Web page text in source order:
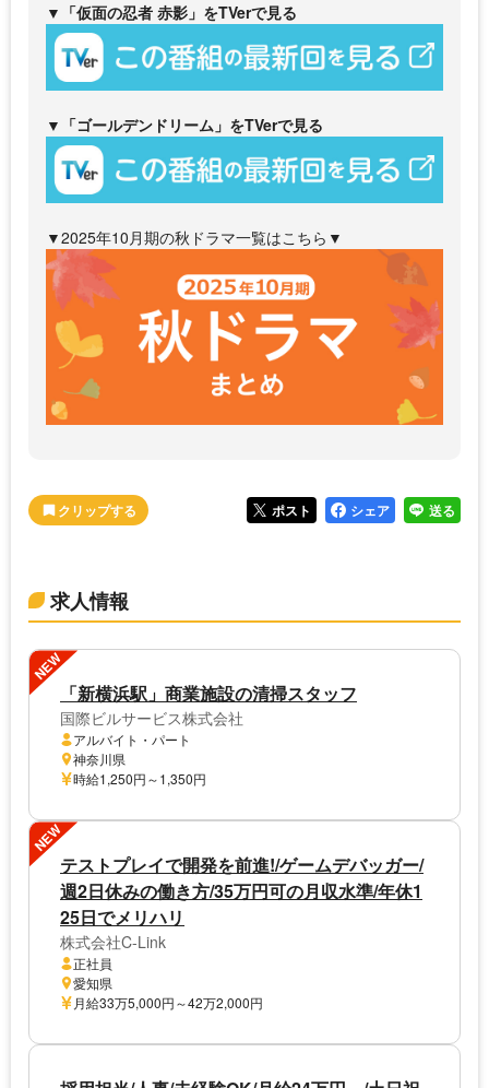
▼「仮面の忍者 赤影」をTVerで見る
▼「ゴールデンドリーム」をTVerで見る
▼2025年10月期の秋ドラマ一覧はこちら▼
ポスト シェア 送る
求人情報
NEW
「新横浜駅」商業施設の清掃スタッフ
国際ビルサービス株式会社
アルバイト・パート
神奈川県
時給1,250円～1,350円
NEW
テストプレイで開発を前進!/ゲームデバッガー/
週2日休みの働き方/35万円可の月収水準/年休1
25日でメリハリ
株式会社C-Link
正社員
愛知県
月給33万5,000円～42万2,000円